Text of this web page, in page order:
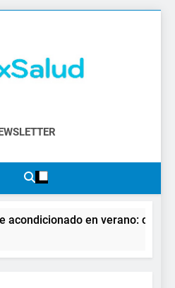
Sector Salud. Congresos Y
Atención Primaria,
Farmacia, Etc…
en verano: